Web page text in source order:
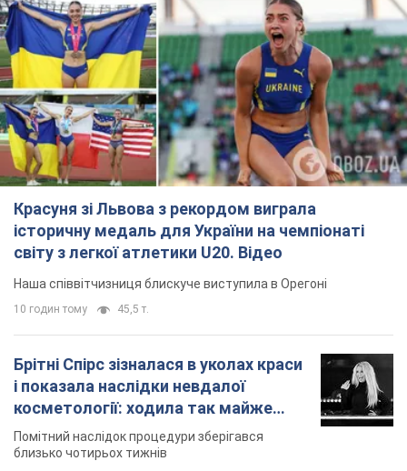
Красуня зі Львова з рекордом виграла
історичну медаль для України на чемпіонаті
світу з легкої атлетики U20. Відео
Наша співвітчизниця блискуче виступила в Орегоні
10 годин тому 45,5 т.
Брітні Спірс зізналася в уколах краси
і показала наслідки невдалої
косметології: ходила так майже
місяць
Помітний наслідок процедури зберігався
близько чотирьох тижнів